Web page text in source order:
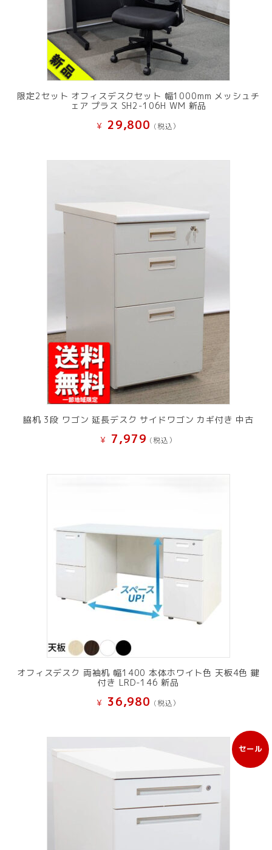
限定2セット オフィスデスクセット 幅1000mm メッシュチ
ェア プラス SH2-106H WM 新品
¥ 29,800 (税込）
脇机 3段 ワゴン 延長デスク サイドワゴン カギ付き 中古
¥ 7,979 (税込）
オフィスデスク 両袖机 幅1400 本体ホワイト色 天板4色 鍵
付き LRD-146 新品
¥ 36,980 (税込）
セール
販
売